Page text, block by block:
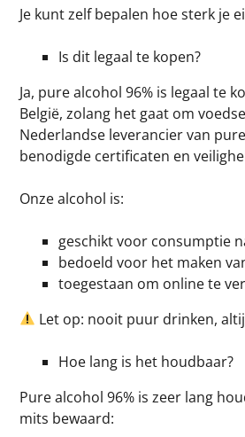
Je kunt zelf bepalen hoe sterk je
Is dit legaal te kopen?
Ja, pure alcohol 96% is legaal te
België, zolang het gaat om
Nederlandse leverancier van
benodigde certificaten en
Onze alcohol is:
geschikt voor consumptie
bedoeld voor het maken
toegestaan om online te
Let op: nooit puur drinken,
Hoe lang is het houdbaar?
Pure alcohol 96% is zeer lang
mits bewaard: